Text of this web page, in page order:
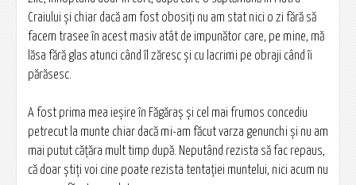
Craiului şi chiar dacă am fost obosiţi nu am stat nici o zi fără să
facem trasee în acest masiv atât de impunător care, pe mine, mă
lăsa fără glas atunci când îl zăresc şi cu lacrimi pe obraji când îi
părăsesc.
A fost prima mea ieşire în Făgăraş şi cel mai frumos concediu
petrecut la munte chiar dacă mi-am făcut varza genunchi şi nu am
mai putut căţăra mult timp după. Neputând rezista să fac repaus,
că doar ştiţi voi cine poate rezista tentaţiei muntelui, nici acum nu